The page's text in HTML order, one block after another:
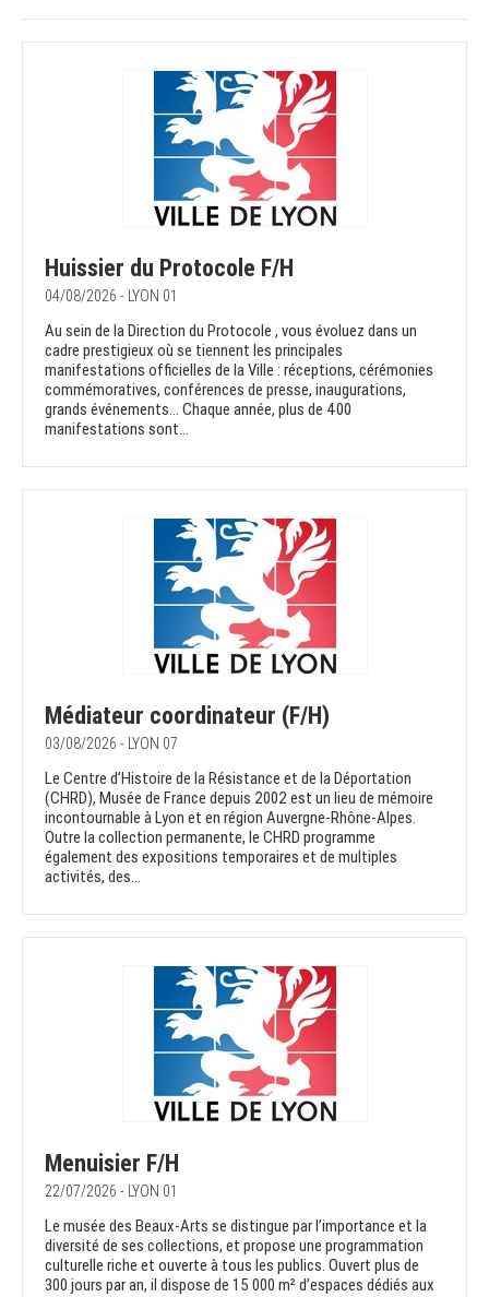
Huissier du Protocole F/H
04/08/2026 - LYON 01
Au sein de la Direction du Protocole , vous évoluez dans un
cadre prestigieux où se tiennent les principales
manifestations officielles de la Ville : réceptions, cérémonies
commémoratives, conférences de presse, inaugurations,
grands événements… Chaque année, plus de 400
manifestations sont...
Médiateur coordinateur (F/H)
03/08/2026 - LYON 07
Le Centre d’Histoire de la Résistance et de la Déportation
(CHRD), Musée de France depuis 2002 est un lieu de mémoire
incontournable à Lyon et en région Auvergne-Rhône-Alpes.
Outre la collection permanente, le CHRD programme
également des expositions temporaires et de multiples
activités, des...
Menuisier F/H
22/07/2026 - LYON 01
Le musée des Beaux-Arts se distingue par l’importance et la
diversité de ses collections, et propose une programmation
culturelle riche et ouverte à tous les publics. Ouvert plus de
300 jours par an, il dispose de 15 000 m² d’espaces dédiés aux